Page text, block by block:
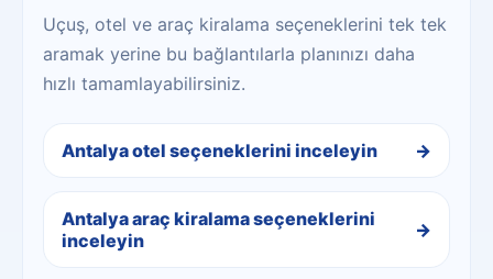
Uçuş, otel ve araç kiralama seçeneklerini tek tek
aramak yerine bu bağlantılarla planınızı daha
hızlı tamamlayabilirsiniz.
Antalya otel seçeneklerini inceleyin
Antalya araç kiralama seçeneklerini
inceleyin